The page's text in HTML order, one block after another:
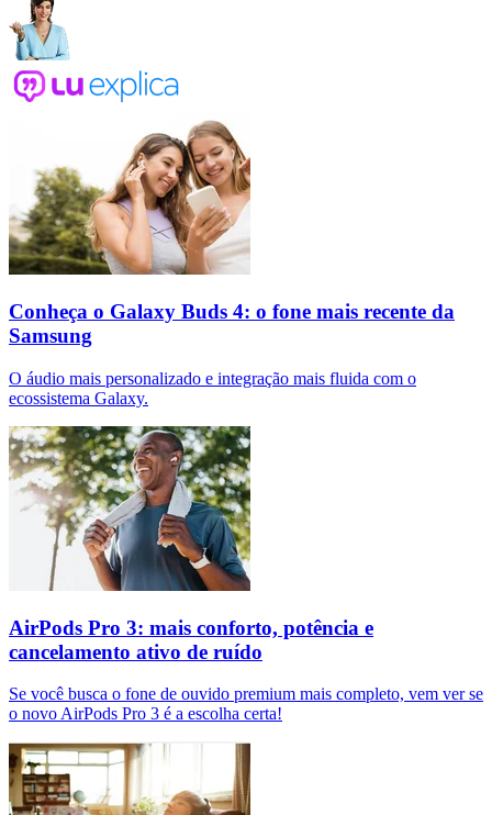
Conheça o Galaxy Buds 4: o fone mais recente da
Samsung
O áudio mais personalizado e integração mais fluida com o
ecossistema Galaxy.
AirPods Pro 3: mais conforto, potência e
cancelamento ativo de ruído
Se você busca o fone de ouvido premium mais completo, vem ver se
o novo AirPods Pro 3 é a escolha certa!